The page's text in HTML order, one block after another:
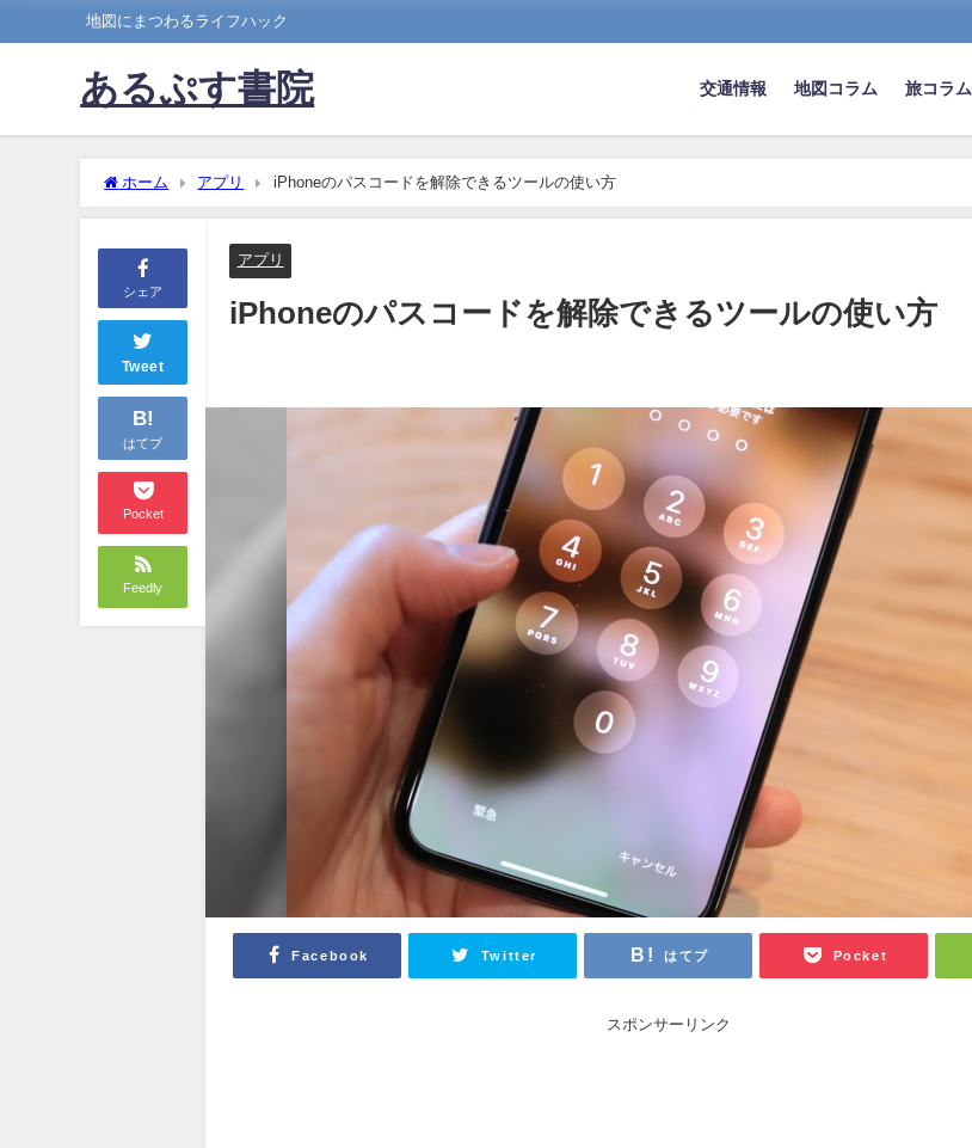
地図にまつわるライフハック
あるぷす書院 交通情報 地図コラム 旅コラム
ホーム アプリ iPhoneのパスコードを解除できるツールの使い方
シェア
Tweet
B!
はてブ
Pocket
Feedly
アプリ
iPhoneのパスコードを解除できるツールの使い方
Facebook Twitter はてブ Pocket
スポンサーリンク